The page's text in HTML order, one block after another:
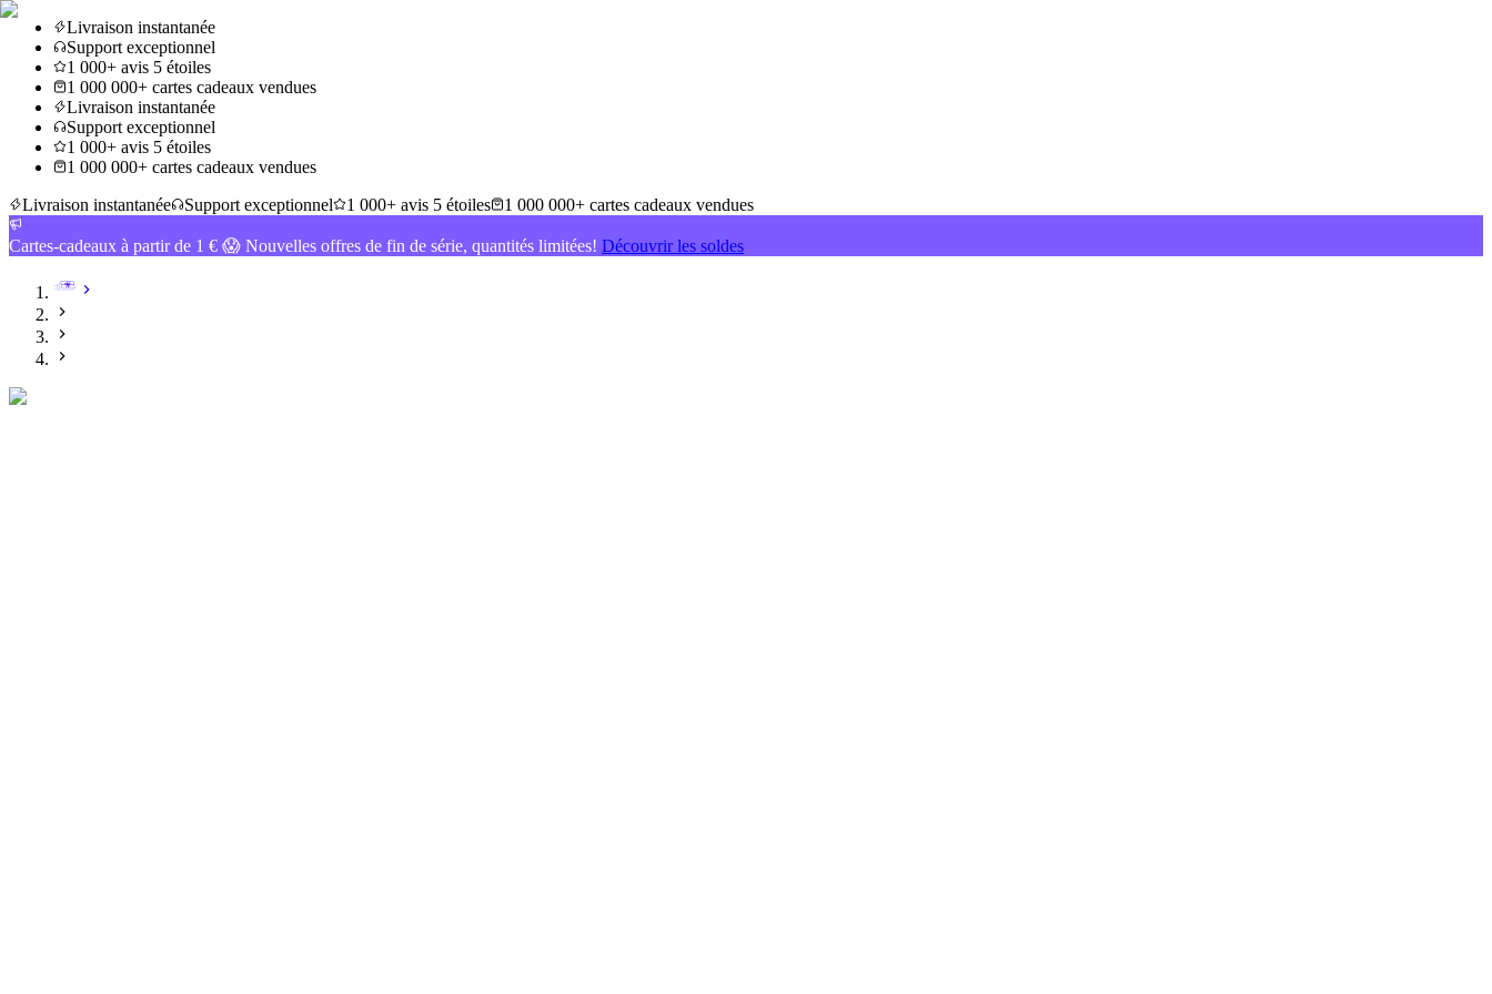
Livraison instantanée
Support exceptionnel
1 000+ avis 5 étoiles
1 000 000+ cartes cadeaux vendues
Livraison instantanée
Support exceptionnel
1 000+ avis 5 étoiles
1 000 000+ cartes cadeaux vendues
Livraison instantanée
Support exceptionnel 1 000+ avis 5 étoiles 1 000 000+ cartes cadeaux vendues
Cartes-cadeaux à partir de 1 € 😱 Nouvelles offres de fin de série, quantités limitées! Découvrir les soldes